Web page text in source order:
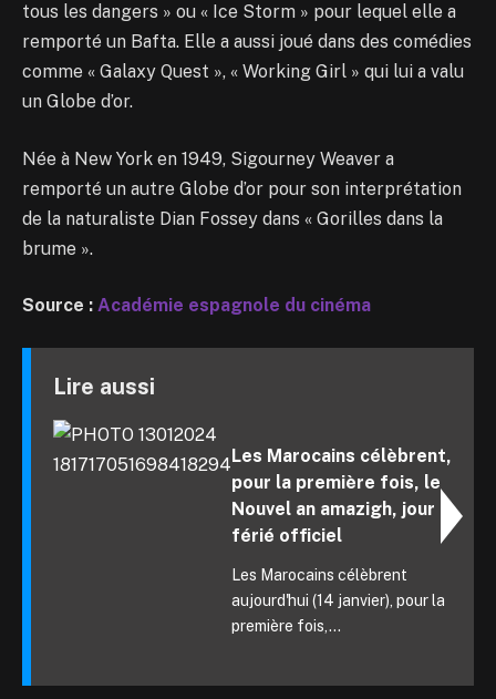
tous les dangers » ou « Ice Storm » pour lequel elle a
remporté un Bafta. Elle a aussi joué dans des comédies
comme « Galaxy Quest », « Working Girl » qui lui a valu
un Globe d’or.
Née à New York en 1949, Sigourney Weaver a
remporté un autre Globe d’or pour son interprétation
de la naturaliste Dian Fossey dans « Gorilles dans la
brume ».
Source : Académie espagnole du cinéma
Lire aussi
Les Marocains célèbrent,
pour la première fois, le
Nouvel an amazigh, jour
férié officiel
Les Marocains célèbrent
aujourd'hui (14 janvier), pour la
première fois,...